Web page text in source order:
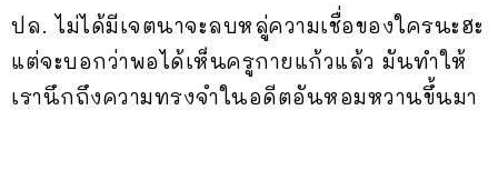
ปล. ไม่ได้มีเจตนาจะลบหลู่ความเชื่อของใครนะฮะ
แต่จะบอกว่าพอได้เห็นครูกายแก้วแล้ว มันทำให้
เรานึกถึงความทรงจำในอดีตอันหอมหวานขึ้นมา